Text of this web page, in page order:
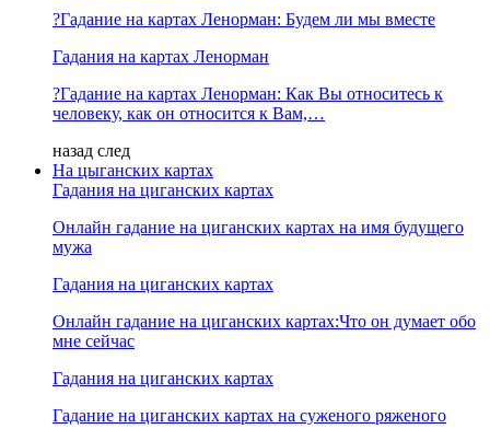
?Гадание на картах Ленорман: Будем ли мы вместе
Гадания на картах Ленорман
?Гадание на картах Ленорман: Как Вы относитесь к
человеку, как он относится к Вам,…
назад след
На цыганских картах
Гадания на циганских картах
Онлайн гадание на циганских картах на имя будущего
мужа
Гадания на циганских картах
Онлайн гадание на циганских картах:Что он думает обо
мне сейчас
Гадания на циганских картах
Гадание на циганских картах на суженого ряженого